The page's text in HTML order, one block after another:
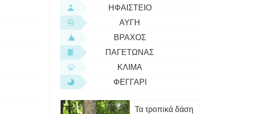
ΗΦΑΊΣΤΕΙΟ
ΑΥΓΉ
ΒΡΆΧΟΣ
ΠΑΓΕΤΏΝΑΣ
ΚΛΊΜΑ
ΦΕΓΓΆΡΙ
Τα τροπικά δάση